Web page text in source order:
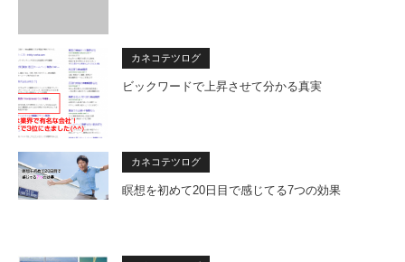
カネコテツログ
ビックワードで上昇させて分かる真実
カネコテツログ
瞑想を初めて20日目で感じてる7つの効果